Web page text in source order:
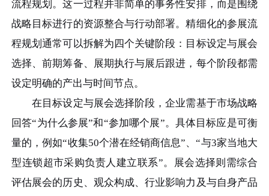
流程规划。这一过程并非简单的事务性安排，而是围绕
战略目标进行的资源整合与行动部署。精细化的参展流
程规划通常可以拆解为四个关键阶段：目标设定与展会
选择、前期筹备、展期执行与展后跟进，每个阶段都需
设定明确的产出与时间节点。
在目标设定与展会选择阶段，企业需基于市场战略
回答“为什么参展”和“参加哪个展”。具体目标应是可衡
量的，例如“收集50个潜在经销商信息”、“与3家当地大
型连锁超市采购负责人建立联系”。展会选择则需综合
评估展会的历史、观众构成、行业影响力及与自身产品